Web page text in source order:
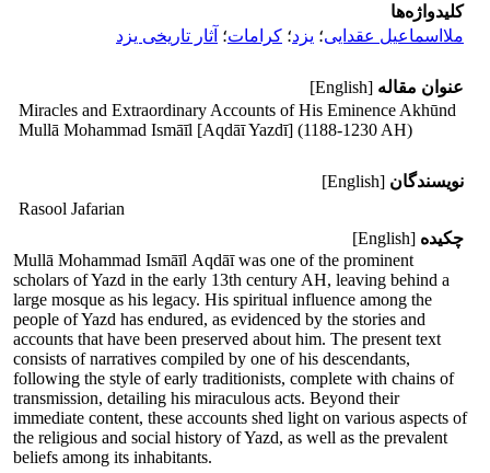
کلیدواژه‌ها
ملااسماعیل عقدایی؛ یزد؛ کرامات؛ آثار تاریخی یزد
عنوان مقاله [English]
Miracles and Extraordinary Accounts of His Eminence Akhūnd
Mullā Mohammad Ismāīl [Aqdāī Yazdī] (1188-1230 AH)
نویسندگان [English]
Rasool Jafarian
چکیده [English]
Mullā Mohammad Ismāīl Aqdāī was one of the prominent
scholars of Yazd in the early 13th century AH, leaving behind a
large mosque as his legacy. His spiritual influence among the
people of Yazd has endured, as evidenced by the stories and
accounts that have been preserved about him. The present text
consists of narratives compiled by one of his descendants,
following the style of early traditionists, complete with chains of
transmission, detailing his miraculous acts. Beyond their
immediate content, these accounts shed light on various aspects of
the religious and social history of Yazd, as well as the prevalent
beliefs among its inhabitants.